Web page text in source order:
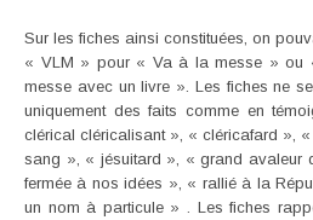
Sur les fiches ainsi constituées, on
« VLM » pour « Va à la messe » ou
messe avec un livre ». Les fiches ne
uniquement des faits comme en
clérical cléricalisant », « cléricafard »,
sang », « jésuitard », « grand avaleur
fermée à nos idées », « rallié à la
un nom à particule » . Les fiches